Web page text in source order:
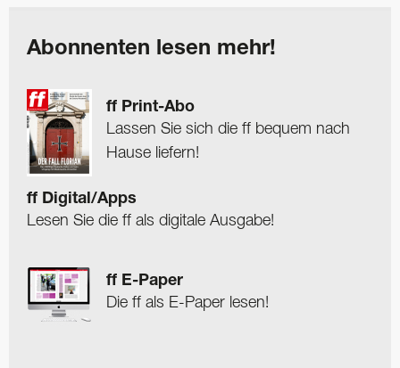
Abonnenten lesen mehr!
ff Print-Abo
Lassen Sie sich die ff bequem nach
Hause liefern!
ff Digital/Apps
Lesen Sie die ff als digitale Ausgabe!
ff E-Paper
Die ff als E-Paper lesen!